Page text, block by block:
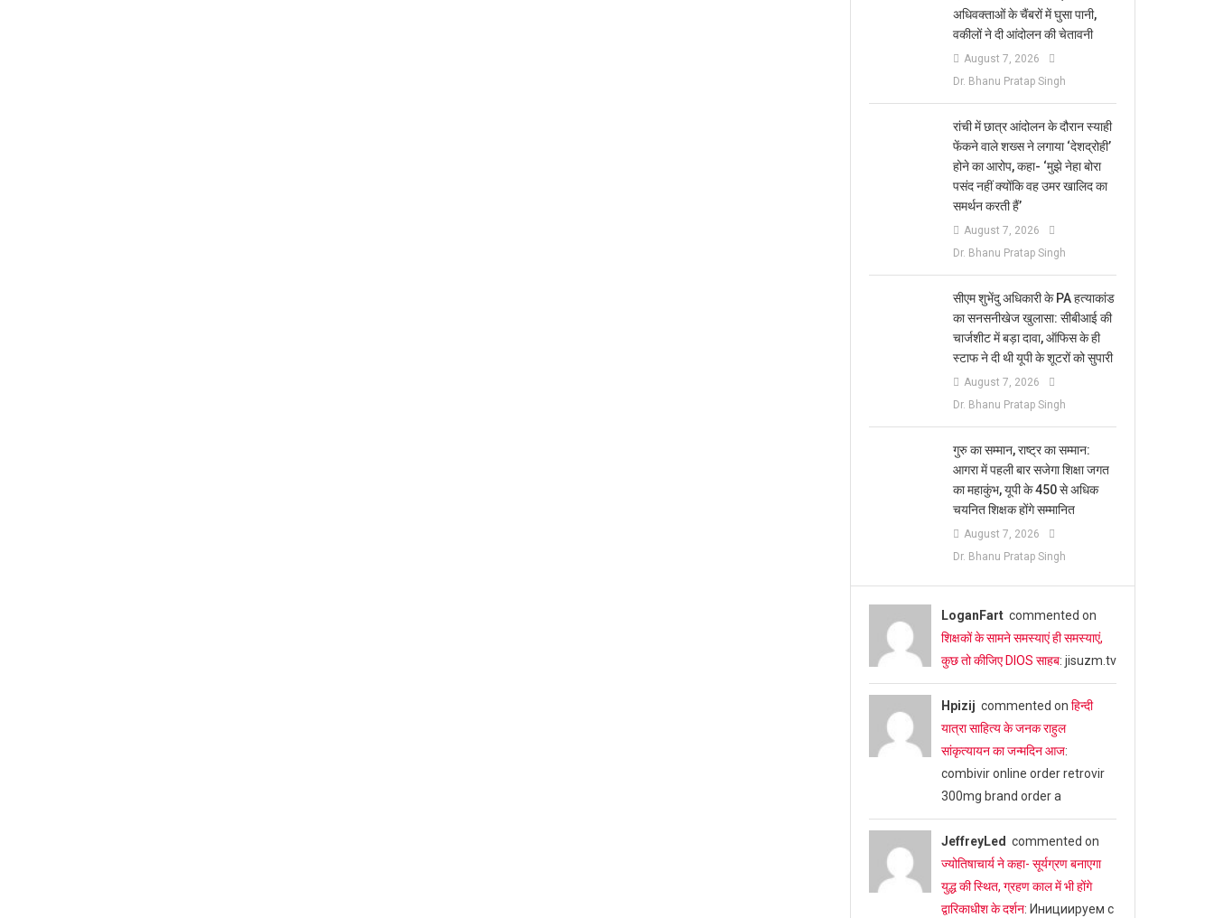
अधिवक्ताओं के चैंबरों में घुसा पानी,
वकीलों ने दी आंदोलन की चेतावनी
August 7, 2026
Dr. Bhanu Pratap Singh
रांची में छात्र आंदोलन के दौरान स्याही
फेंकने वाले शख्स ने लगाया ‘देशद्रोही’
होने का आरोप, कहा- ‘मुझे नेहा बोरा
पसंद नहीं क्योंकि वह उमर खालिद का
समर्थन करती हैं’
August 7, 2026
Dr. Bhanu Pratap Singh
सीएम शुभेंदु अधिकारी के PA हत्याकांड
का सनसनीखेज खुलासा: सीबीआई की
चार्जशीट में बड़ा दावा, ऑफिस के ही
स्टाफ ने दी थी यूपी के शूटरों को सुपारी
August 7, 2026
Dr. Bhanu Pratap Singh
​गुरु का सम्मान, राष्ट्र का सम्मान:
आगरा में पहली बार सजेगा शिक्षा जगत
का महाकुंभ, यूपी के 450 से अधिक
चयनित शिक्षक होंगे सम्मानित
August 7, 2026
Dr. Bhanu Pratap Singh
LoganFartcommented on
शिक्षकों के सामने समस्याएं ही समस्याएं,
कुछ तो कीजिए DIOS साहब: jisuzm.tv
Hpizij commented on हिन्दी
यात्रा साहित्य के जनक राहुल
सांकृत्यायन का जन्‍मदिन आज:
combivir online order retrovir
300mg brand order a
JeffreyLed commented on
ज्योतिषाचार्य ने कहा- सूर्यग्रण बनाएगा
युद्ध की स्थित, ग्रहण काल में भी होंगे
द्वारिकाधीश के दर्शन: Инициируем с